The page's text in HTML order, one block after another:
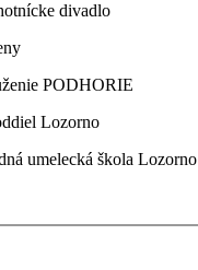
divadlo
PODHORIE
Lozorno
umelecká škola Lozorno